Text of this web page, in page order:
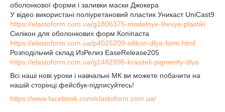
оболонкової форми і заливки маски Джокера
У відео використані поліуретановий пластик Уникаст UniCast9
https://elastoform.com.ua/g1806375-modelnye-litevye-plastiki
Силікон для оболонкових форм Копіпаста
https://elastoform.com.ua/p4025209-silikon-dlya-form.html
Розподільчий склад ИзРелиз EaseRelease205
https://elastoform.com.ua/g1482995-krasiteli-pigmenty-dlya
Всі наші нові уроки і навчальні МК ви можете побачити на
нашій сторінці фейсбук-підписуйтесь!
https://www.facebook.com/elastoform.com.ua/